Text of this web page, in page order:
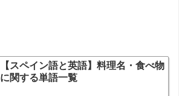
【スペイン語と英語】料理名・食べ物
に関する単語一覧